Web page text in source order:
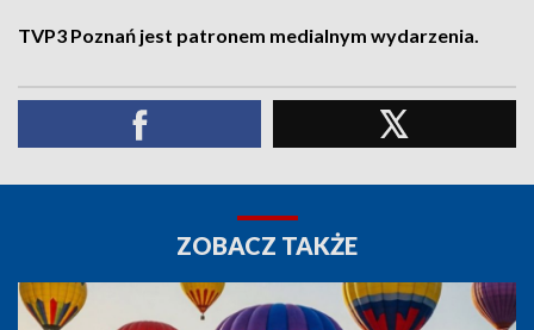
TVP3 Poznań jest patronem medialnym wydarzenia.
ZOBACZ TAKŻE